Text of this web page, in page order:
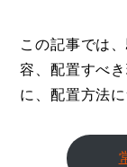
この記事では
容、配置すべ
に、配置方法